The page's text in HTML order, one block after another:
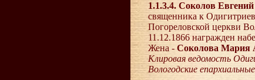
1.1.3.4. Соколов
священника к
Погореловской церкви
11.12.1866 награжден
Жена - Соколова Мария
Клировая ведомость
Вологодские